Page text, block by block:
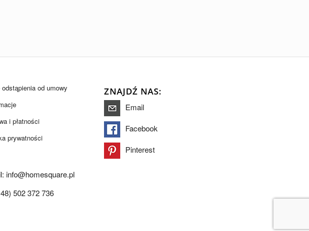
odstąpienia od umowy
i płatności
prywatności
info@homesquare.pl
502 372 736
ZNAJDŹ NAS:
Email
Facebook
Pinterest